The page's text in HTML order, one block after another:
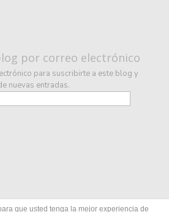
por correo electrónico
para suscribirte a este blog y
nuevas entradas.
que usted tenga la mejor experiencia de